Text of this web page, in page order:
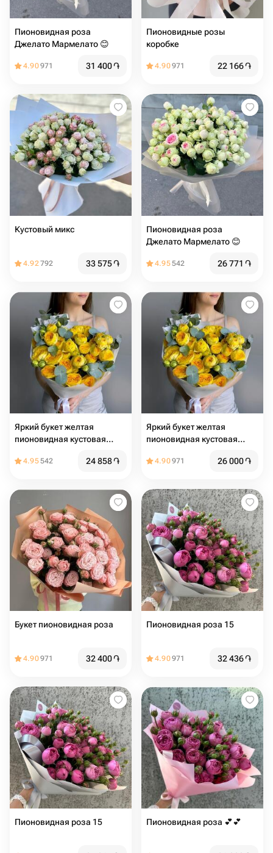
Пионовидная роза
Джелато Мармелато 😊
4.90971 31 400֏
Пионовидные розы
коробке
4.90971 22 166֏
Кустовый микс
4.92792 33 575֏
Пионовидная роза
Джелато Мармелато 😊
4.95542 26 771 ֏
Яркий букет желтая
пионовидная кустовая
4.95542 24 858֏
Яркий букет желтая
пионовидная кустовая
4.90971 26 000֏
Букет пионовидная роза
4.90971 32 400֏
Пионовидная роза 15
4.90971 32 436֏
Пионовидная роза 15 Пионовидная роза 💕💕